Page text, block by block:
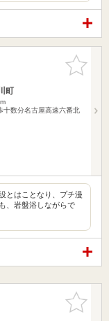
お気に入
りに追加
町
十数分名古屋高速六番北
とはことなり、プチ漫
、岩盤浴しながらで
お気に入
りに追加